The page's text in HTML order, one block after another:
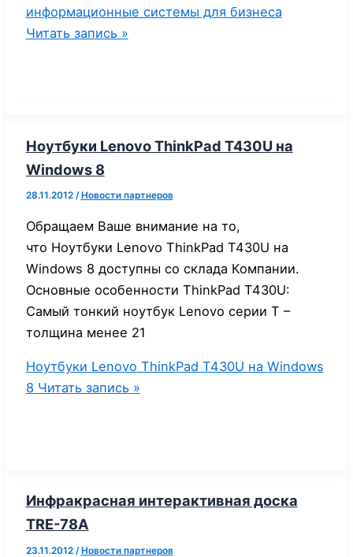
информационные системы для бизнеса
Читать запись »
Ноутбуки Lenovo ThinkPad Т430U на
Windows 8
28.11.2012 / Новости партнеров
Обращаем Ваше внимание на то,
что Ноутбуки Lenovo ThinkPad Т430U на
Windows 8 доступны со склада Компании.
Основные особенности ThinkPad Т430U:
Самый тонкий ноутбук Lenovo серии Т –
толщина менее 21
Ноутбуки Lenovo ThinkPad Т430U на Windows
8 Читать запись »
Инфракрасная интерактивная доска
TRE-78A
23.11.2012 /Новости партнеров